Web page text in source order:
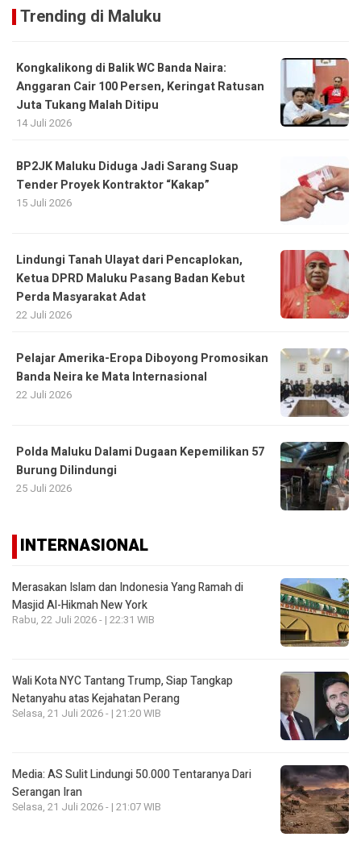
Trending di Maluku
Kongkalikong di Balik WC Banda Naira:
Anggaran Cair 100 Persen, Keringat Ratusan
Juta Tukang Malah Ditipu
14 Juli 2026
BP2JK Maluku Diduga Jadi Sarang Suap
Tender Proyek Kontraktor “Kakap”
15 Juli 2026
Lindungi Tanah Ulayat dari Pencaplokan,
Ketua DPRD Maluku Pasang Badan Kebut
Perda Masyarakat Adat
22 Juli 2026
Pelajar Amerika-Eropa Diboyong Promosikan
Banda Neira ke Mata Internasional
22 Juli 2026
Polda Maluku Dalami Dugaan Kepemilikan 57
Burung Dilindungi
25 Juli 2026
INTERNASIONAL
Merasakan Islam dan Indonesia Yang Ramah di
Masjid Al-Hikmah New York
Rabu, 22 Juli 2026 - | 22:31 WIB
Wali Kota NYC Tantang Trump, Siap Tangkap
Netanyahu atas Kejahatan Perang
Selasa, 21 Juli 2026 - | 21:20 WIB
Media: AS Sulit Lindungi 50.000 Tentaranya Dari
Serangan Iran
Selasa, 21 Juli 2026 - | 21:07 WIB